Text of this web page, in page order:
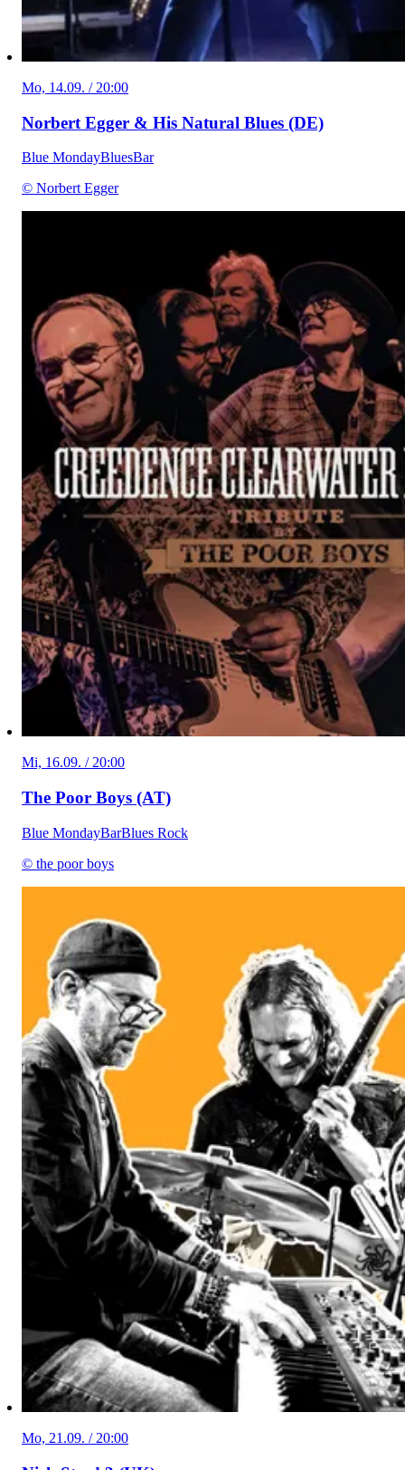
Mo, 14.09. / 20:00
Norbert Egger & His Natural Blues (DE)
Blue MondayBluesBar
© Norbert Egger
Mi, 16.09. / 20:00
The Poor Boys (AT)
Blue MondayBarBlues Rock
© the poor boys
Mo, 21.09. / 20:00